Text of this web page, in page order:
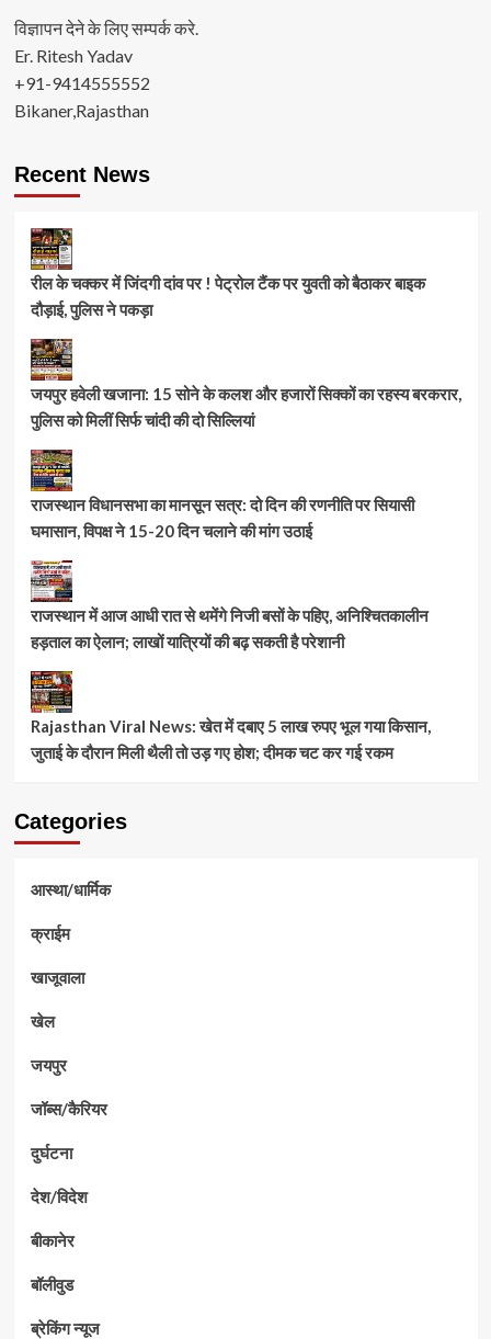
विज्ञापन देने के लिए सम्पर्क करे.
Er. Ritesh Yadav
+91-9414555552
Bikaner,Rajasthan
Recent News
रील के चक्कर में जिंदगी दांव पर ! पेट्रोल टैंक पर युवती को बैठाकर बाइक
दौड़ाई, पुलिस ने पकड़ा
जयपुर हवेली खजाना: 15 सोने के कलश और हजारों सिक्कों का रहस्य बरकरार,
पुलिस को मिलीं सिर्फ चांदी की दो सिल्लियां
राजस्थान विधानसभा का मानसून सत्र: दो दिन की रणनीति पर सियासी
घमासान, विपक्ष ने 15-20 दिन चलाने की मांग उठाई
राजस्थान में आज आधी रात से थमेंगे निजी बसों के पहिए, अनिश्चितकालीन
हड़ताल का ऐलान; लाखों यात्रियों की बढ़ सकती है परेशानी
Rajasthan Viral News: खेत में दबाए 5 लाख रुपए भूल गया किसान,
जुताई के दौरान मिली थैली तो उड़ गए होश; दीमक चट कर गई रकम
Categories
आस्था/धार्मिक
क्राईम
खाजूवाला
खेल
जयपुर
जॉब्स/कैरियर
दुर्घटना
देश/विदेश
बीकानेर
बॉलीवुड
ब्रेकिंग न्यूज